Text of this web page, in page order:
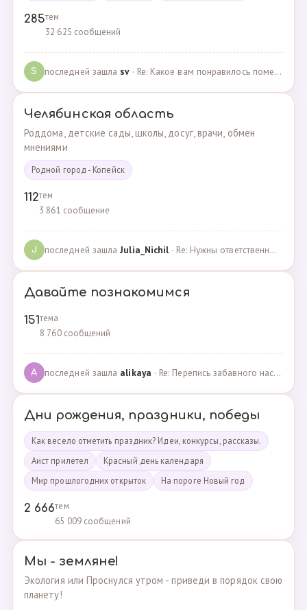
285тем
32 625 сообщений
S последней зашла sv· Re: Какое вам понравилось помещения для проведения … · 07.05.2025
Челябинская область
Роддома, детские сады, школы, досуг, врачи, обмен
мнениями
Родной город - Копейск
112тем
3 861 сообщение
J последней зашлаJulia_Nichil· Re: Нужны ответственные и любящие детей сотрудники … · 22.07.2024
Давайте познакомимся
151тема
8 760 сообщений
A последней зашла alikaya · Re: Перепись забавного населения!!! · 09.09.2023
Дни рождения, праздники, победы
Как весело отметить праздник? Идеи, конкурсы, рассказы.
Аист прилетел
Красный день календаря
Мир прошлогодних открыток
На пороге Новый год
2 666тем
65 009 сообщений
Мы - земляне!
Экология или Проснулся утром - приведи в порядок свою
планету!